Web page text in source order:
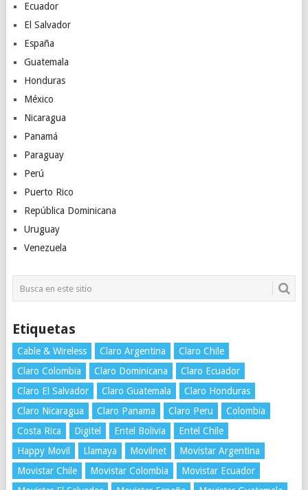
Ecuador
El Salvador
España
Guatemala
Honduras
México
Nicaragua
Panamá
Paraguay
Perú
Puerto Rico
República Dominicana
Uruguay
Venezuela
Etiquetas
Cable & Wireless Claro Argentina
Claro Chile
Claro Colombia
Claro Dominicana
Claro Ecuador
Claro El Salvador
Claro Guatemala
Claro Honduras
Claro Nicaragua
Claro Panama Claro Peru
Colombia
Costa Rica
Digitel Entel Bolivia
Entel Chile
Happy Movil
Llamaya Movilnet
Movistar Argentina
Movistar Chile
Movistar Colombia
Movistar Ecuador